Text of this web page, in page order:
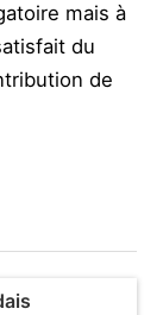
mais à
du
de